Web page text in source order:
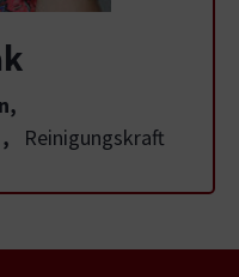
, Reinigungskraft